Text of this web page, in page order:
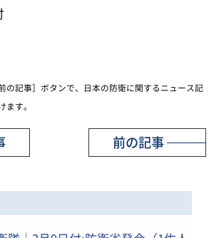
記事］ボタンで、日本の防衛に関するニュース記
す。
前の記事